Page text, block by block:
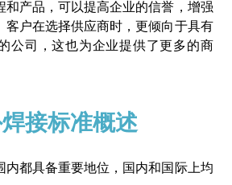
和产品，可以提高企业的信誉，增强
客户在选择供应商时，更倾向于具有
公司，这也为企业提供了更多的商
接标准概述
内都具备重要地位，国内和国际上均